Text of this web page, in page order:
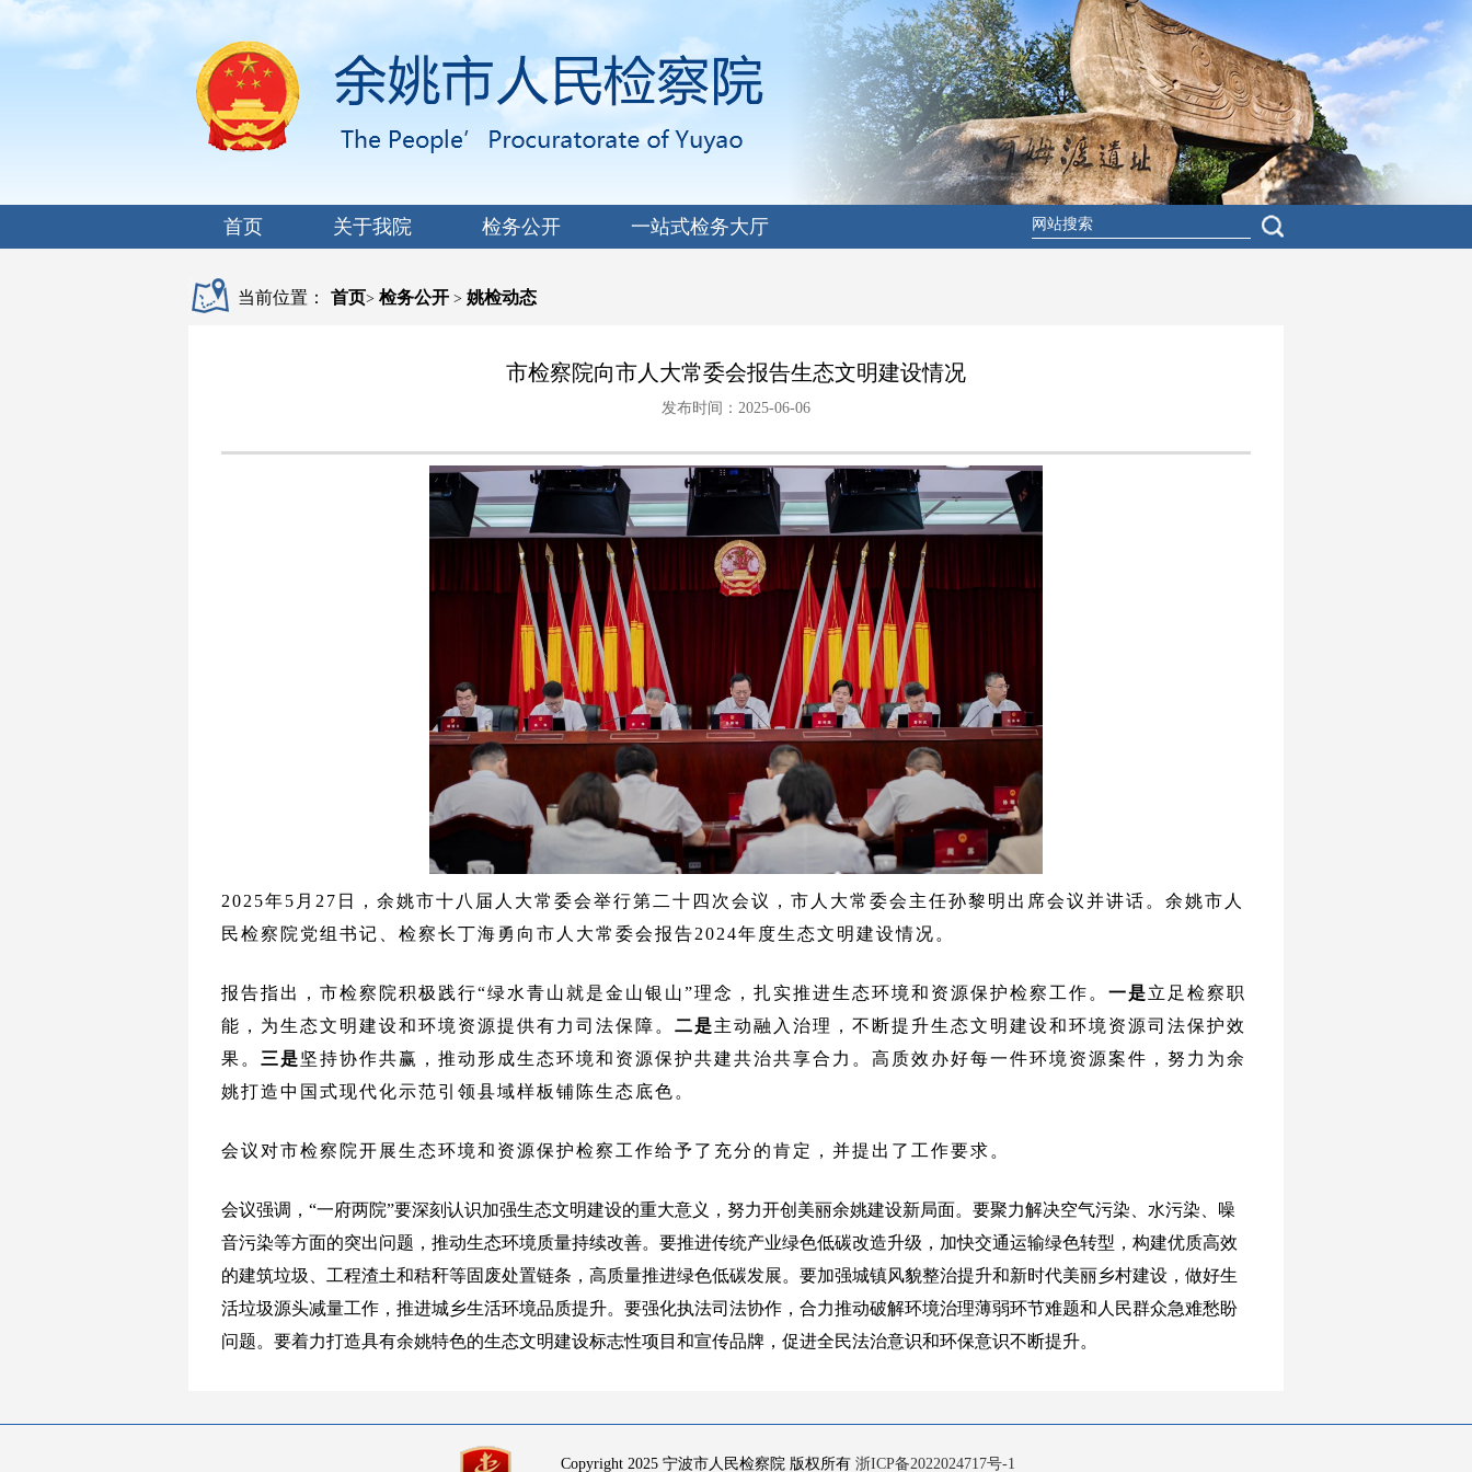
首页 关于我院 检务公开 一站式检务大厅
当前位置： 首页> 检务公开 > 姚检动态
市检察院向市人大常委会报告生态文明建设情况
发布时间：2025-06-06
2025年5月27日，余姚市十八届人大常委会举行第二十四次会议，市人大常委会主任孙黎明出席会议并讲话。余姚市人
民检察院党组书记、检察长丁海勇向市人大常委会报告2024年度生态文明建设情况。
报告指出，市检察院积极践行“绿水青山就是金山银山”理念，扎实推进生态环境和资源保护检察工作。 一是立足检察职
能，为生态文明建设和环境资源提供有力司法保障。 二是主动融入治理，不断提升生态文明建设和环境资源司法保护效
果。 三是坚持协作共赢，推动形成生态环境和资源保护共建共治共享合力。高质效办好每一件环境资源案件，努力为余
姚打造中国式现代化示范引领县域样板铺陈生态底色。
会议 对市检察院开展生态环境和资源保护检察工作给予了充分的肯定，并提 出了工作要求。
会议强调，“一府两院”要深刻认识加强生态文明建设的重大意义，努力开创美丽余姚建设新局面。要聚力解决空气污染、水污染、噪
音污染等方面的突出问题，推动生态环境质量持续改善。要推进传统产业绿色低碳改造升级，加快交通运输绿色转型，构建优质高效
的建筑垃圾、工程渣土和秸秆等固废处置链条，高质量推进绿色低碳发展。要加强城镇风貌整治提升和新时代美丽乡村建设，做好生
活垃圾源头减量工作，推进城乡生活环境品质提升。要强化执法司法协作，合力推动破解环境治理薄弱环节难题和人民群众急难愁盼
问题。要着力打造具有余姚特色的生态文明建设标志性项目和宣传品牌，促进全民法治意识和环保意识不断提升。
Copyright 2025 宁波市人民检察院 版权所有 浙ICP备2022024717号-1